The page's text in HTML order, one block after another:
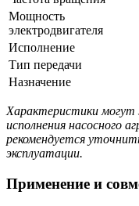
Мощность
электродвигателя
Исполнение
Тип передачи
Назначение
Характеристики могут
исполнения насосного
рекомендуется
эксплуатации.
Применение и